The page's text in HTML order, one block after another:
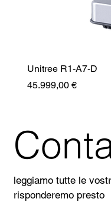
Unitree R1-A7-D
Prezzo
45.999,00 €
leggiamo tutte le
risponderemo presto